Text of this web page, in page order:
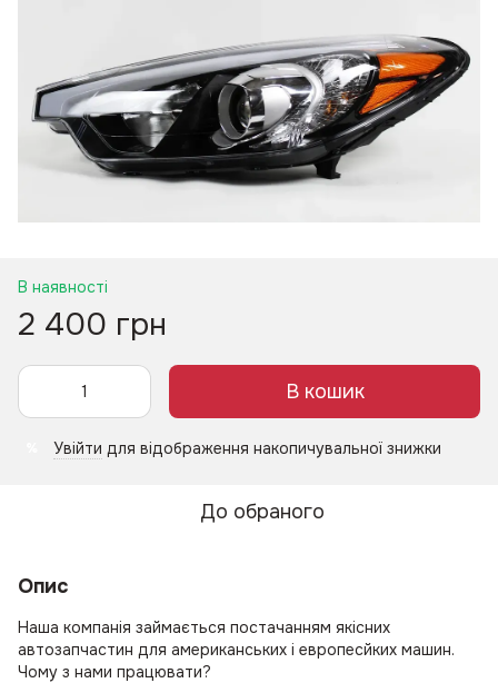
В наявності
2 400 грн
В кошик
Увійти для відображення накопичувальної знижки
До обраного
Опис
Наша компанія займається постачанням якісних
автозапчастин для американських і европесйких машин.
Чому з нами працювати?